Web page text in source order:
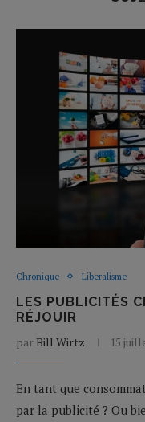
Chronique Liberalisme
LES PUBLICITÉS
RÉJOUIR
par Bill Wirtz 15
En tant que
par la publicité ? Ou